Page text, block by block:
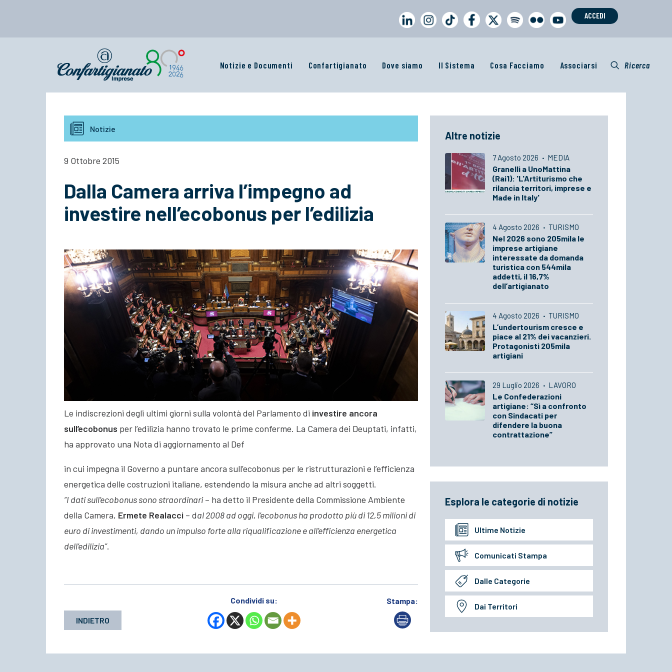
ACCEDI
Notizie e Documenti Confartigianato Dove siamo Il Sistema Cosa Facciamo Associarsi Ricerca
Notizie
9 Ottobre 2015
Dalla Camera arriva l’impegno ad
investire nell’ecobonus per l’edilizia
Le indiscrezioni degli ultimi giorni sulla volontà del Parlamento di investire ancora
sull’ecobonus per l’edilizia hanno trovato le prime conferme. La Camera dei Deuptati, infatti,
ha approvato una Nota di aggiornamento al Def
in cui impegna il Governo a puntare ancora sull’ecobonus per le ristrutturazioni e l’efficienza
energetica delle costruzioni italiane, estendendo la misura anche ad altri soggetti.
“I dati sull’ecobonus sono straordinari– ha detto il Presidente della Commissione Ambiente
della Camera, Ermete Realacci – dal 2008 ad oggi, l’ecobonus ha prodotto più di 12,5 milioni di
euro di investimenti, dando un impulso forte alla riqualificazione e all’efficienza energetica
dell’edilizia”.
INDIETRO
Condividi su: Stampa:
Altre notizie
7 Agosto 2026 · MEDIA
Granelli a UnoMattina
(Rai1): 'L'Artiturismo che
rilancia territori, imprese e
Made in Italy'
4 Agosto 2026 · TURISMO
Nel 2026 sono 205mila le
imprese artigiane
interessate da domanda
turistica con 544mila
addetti, il 16,7%
dell’artigianato
4 Agosto 2026 · TURISMO
L’undertourism cresce e
piace al 21% dei vacanzieri.
Protagonisti 205mila
artigiani
29 Luglio 2026 · LAVORO
Le Confederazioni
artigiane: “Sì a confronto
con Sindacati per
difendere la buona
contrattazione”
Esplora le categorie di notizie
Ultime Notizie
Comunicati Stampa
Dalle Categorie
Dai Territori